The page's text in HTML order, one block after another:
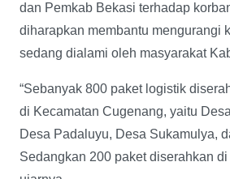
dan Pemkab Bekasi terhadap
diharapkan membantu mengurangi
sedang dialami oleh masyarakat
“Sebanyak 800 paket logistik
di Kecamatan Cugenang, yaitu
Desa Padaluyu, Desa Sukamulya,
Sedangkan 200 paket diserahkan